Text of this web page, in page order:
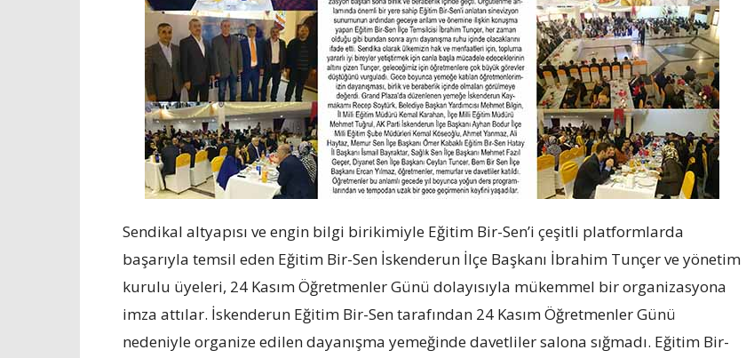
Sendikal altyapısı ve engin bilgi birikimiyle Eğitim Bir-Sen’i çeşitli platformlarda
başarıyla temsil eden Eğitim Bir-Sen İskenderun İlçe Başkanı İbrahim Tunçer ve yönetim
kurulu üyeleri, 24 Kasım Öğretmenler Günü dolayısıyla mükemmel bir organizasyona
imza attılar. İskenderun Eğitim Bir-Sen tarafından 24 Kasım Öğretmenler Günü
nedeniyle organize edilen dayanışma yemeğinde davetliler salona sığmadı. Eğitim Bir-